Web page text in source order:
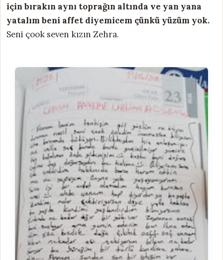
için bırakın aynı toprağın altında ve yan yana
yatalım beni affet diyemicem çünkü yüzüm yok.
Seni çook seven kızın Zehra.